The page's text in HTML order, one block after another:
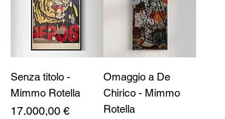
Senza titolo -
Mimmo Rotella
Prezzo
17.000,00 €
Omaggio a De
Chirico - Mimmo
Rotella